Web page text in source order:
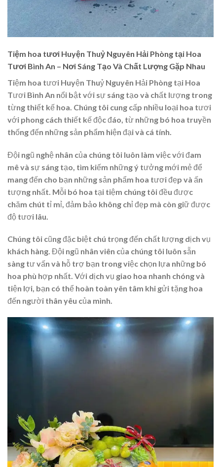
Tiệm hoa tươi Huyện Thuỷ Nguyên Hải Phòng tại Hoa
Tươi Bình An – Nơi Sáng Tạo Và Chất Lượng Gặp Nhau
Tiệm hoa tươi Huyện Thuỷ Nguyên Hải Phòng tại Hoa
Tươi Bình An nổi bật với sự sáng tạo và chất lượng trong
từng thiết kế hoa. Chúng tôi cung cấp nhiều loại hoa tươi
với phong cách thiết kế độc đáo, từ những bó hoa truyền
thống đến những sản phẩm hiện đại và cá tính.
Đội ngũ nghệ nhân của chúng tôi luôn làm việc với đam
mê và sự sáng tạo, tìm kiếm những ý tưởng mới mẻ để
mang đến cho bạn những sản phẩm hoa tươi đẹp và ấn
tượng nhất. Mỗi bó hoa tại tiệm chúng tôi đều được
chăm chút tỉ mỉ, đảm bảo không chỉ đẹp mà còn giữ được
độ tươi lâu.
Chúng tôi cũng đặc biệt chú trọng đến chất lượng dịch vụ
khách hàng. Đội ngũ nhân viên của chúng tôi luôn sẵn
sàng tư vấn và hỗ trợ bạn trong việc chọn lựa những bó
hoa phù hợp nhất. Với dịch vụ giao hoa nhanh chóng và
tiện lợi, bạn có thể hoàn toàn yên tâm khi gửi tặng hoa
đến người thân yêu của mình.